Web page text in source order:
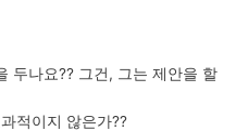
두나요?? 그건, 그는 제안을 할
적이지 않은가??